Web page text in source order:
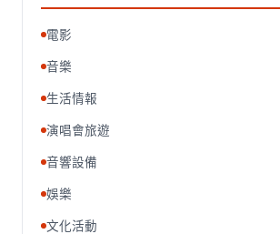
電影
音樂
生活情報
演唱會旅遊
音響設備
娛樂
文化活動